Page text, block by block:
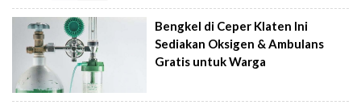
Bengkel di Ceper Klaten Ini
Sediakan Oksigen & Ambulans
Gratis untuk Warga